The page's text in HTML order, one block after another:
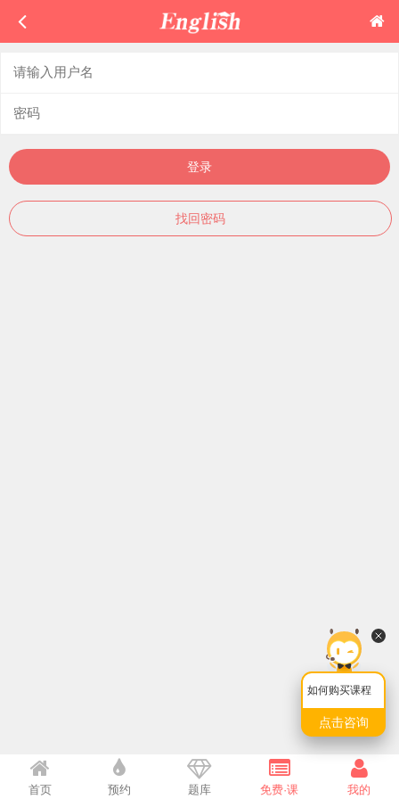
登录
找回密码
如何购买课程
点击咨询
首页 预约 题库 免费·课 我的